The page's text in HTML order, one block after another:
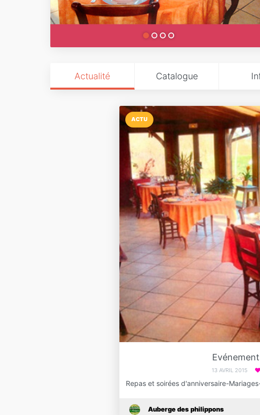
Actualité Catalogue
ACTU
13 AVRIL 2015
Repas et soirées d'anniversaire-
Auberge des philippons